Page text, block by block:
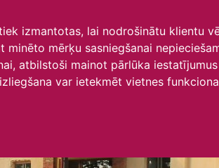
izmantotas, lai nodrošinātu klientu
mērķu sasniegšanai
atbilstoši mainot pārlūka
var ietekmēt vietnes